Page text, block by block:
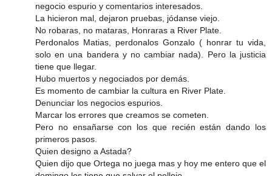
negocio espurio y comentarios interesados.
La hicieron mal, dejaron pruebas, jódanse viejo.
No robaras, no mataras, Honraras a River Plate.
Perdonalos Matias, perdonalos Gonzalo ( honrar tu vida,
solo en una bandera y no cambiar nada). Pero la justicia
tiene que llegar.
Hubo muertos y negociados por demás.
Es momento de cambiar la cultura en River Plate.
Denunciar los negocios espurios.
Marcar los errores que creamos se cometen.
Pero no ensañarse con los que recién están dando los
primeros pasos.
Quien designo a Astada?
Quien dijo que Ortega no juega mas y hoy me entero que el